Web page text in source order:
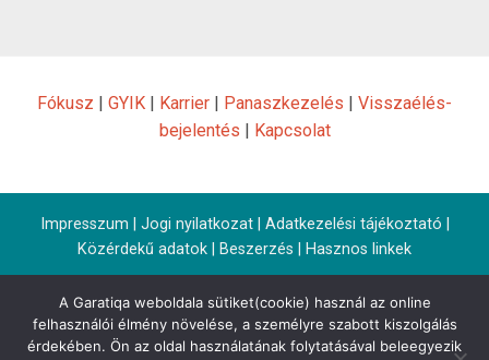
Fókusz | GYIK | Karrier | Panaszkezelés | Visszaélés-
bejelentés | Kapcsolat
Impresszum Jogi nyilatkozat| Adatkezelési tájékoztató
Közérdekű adatok
Beszerzés Hasznos linkek
A Garatiqa weboldala sütiket(cookie) használ az online
felhasználói élmény növelése, a személyre szabott kiszolgálás
érdekében. Ön az oldal használatának folytatásával beleegyezik